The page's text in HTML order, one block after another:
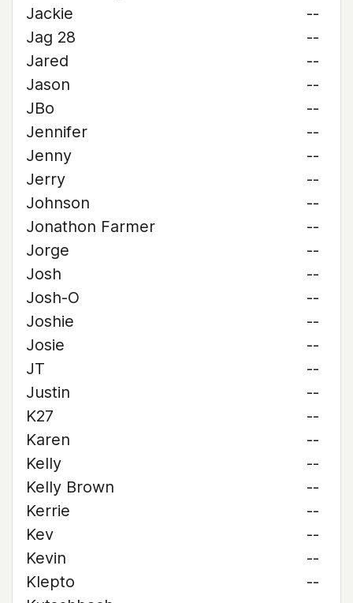
Jackie
--
Jag 28
--
Jared
--
Jason
--
JBo
--
Jennifer
--
Jenny
--
Jerry
--
Johnson
--
Jonathon Farmer
--
Jorge
--
Josh
--
Josh-O
--
Joshie
--
Josie
--
JT
--
Justin
--
K27
--
Karen
--
Kelly
--
Kelly Brown
--
Kerrie
--
Kev
--
Kevin
--
Klepto
--